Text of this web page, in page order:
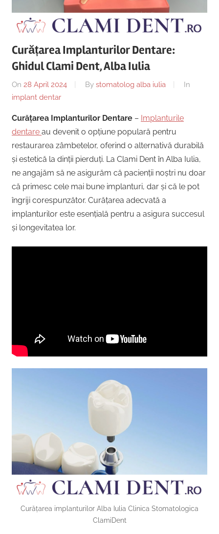
|
Centru
Implantologie
Dentist,
Strada
Lăncrănjan
19,
România
+40754463365
Curățarea Implanturilor Dentare:
Ghidul Clami Dent, Alba Iulia
On 28 April 2024 By stomatolog alba iulia
In
implant dentar
Curățarea Implanturilor Dentare – Implanturile
dentare au devenit o opțiune populară pentru
restaurarea zâmbetelor, oferind o alternativă durabilă
și estetică la dinții pierduți. La Clami Dent în Alba Iulia,
ne angajăm să ne asigurăm că pacienții noștri nu doar
că primesc cele mai bune implanturi, dar și că le pot
îngriji corespunzător. Curățarea adecvată a
implanturilor este esențială pentru a asigura succesul
și longevitatea lor.
Curățarea implanturilor Alba Iulia Clinica Stomatologica
ClamiDent